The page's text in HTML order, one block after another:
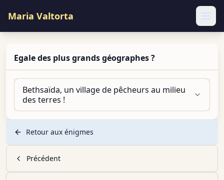
Maria Valtorta
Egale des plus grands géographes ?
Bethsaïda, un village de pêcheurs au milieu
des terres !
Retour aux énigmes
Précédent